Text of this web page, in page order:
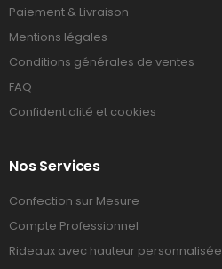
Paiement & Livraison
Mentions légales
Conditions générales de ventes
FAQ
Confidentialité et cookies
Nos Services
Confection sur Mesure
Compte Professionnel
Rideaux avec hauteur personnalisée